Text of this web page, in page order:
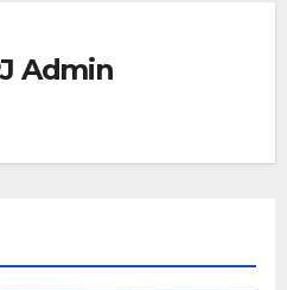
Admin